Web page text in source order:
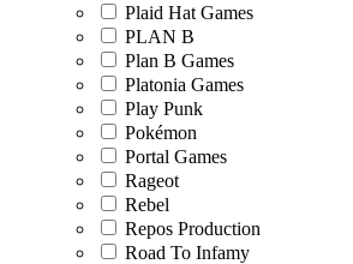
Plaid Hat Games
PLAN B
Plan B Games
Platonia Games
Play Punk
Pokémon
Portal Games
Rageot
Rebel
Repos Production
Road To Infamy